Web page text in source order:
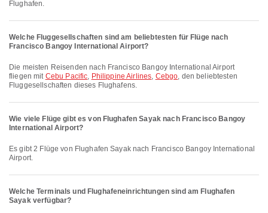
Flughafen.
Welche Fluggesellschaften sind am beliebtesten für Flüge nach
Francisco Bangoy International Airport?
Die meisten Reisenden nach Francisco Bangoy International Airport
fliegen mit Cebu Pacific, Philippine Airlines, Cebgo, den beliebtesten
Fluggesellschaften dieses Flughafens.
Wie viele Flüge gibt es von Flughafen Sayak nach Francisco Bangoy
International Airport?
Es gibt 2 Flüge von Flughafen Sayak nach Francisco Bangoy International
Airport.
Welche Terminals und Flughafeneinrichtungen sind am Flughafen
Sayak verfügbar?